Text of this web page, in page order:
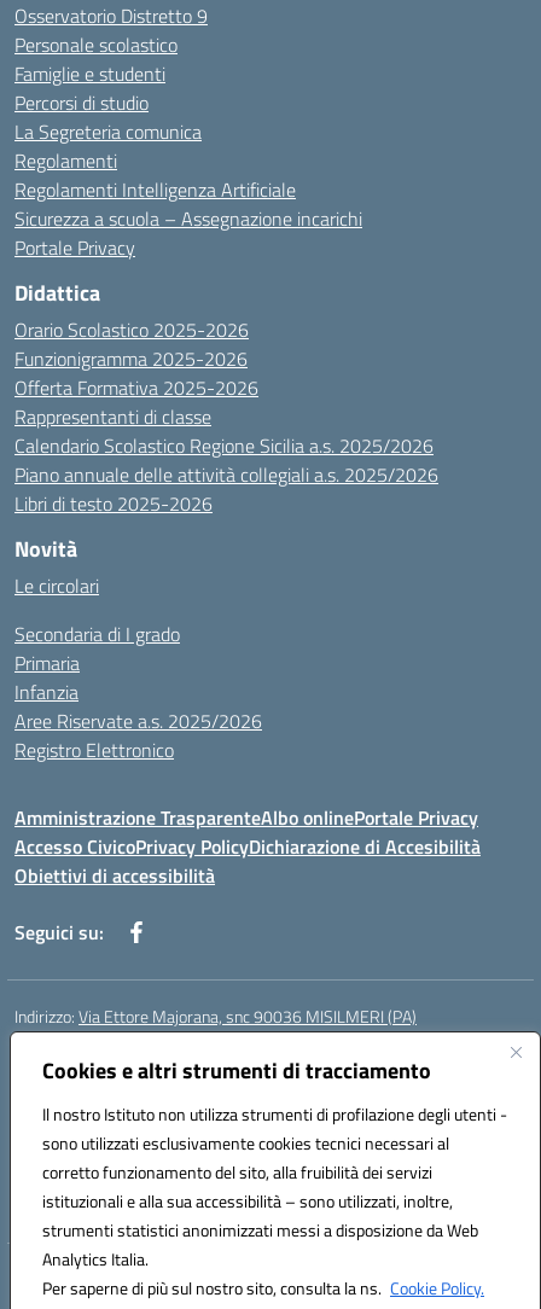
Cookies e altri strumenti di tracciamento
Il nostro Istituto non utilizza strumenti di profilazione degli utenti -
sono utilizzati esclusivamente cookies tecnici necessari al
corretto funzionamento del sito, alla fruibilità dei servizi
istituzionali e alla sua accessibilità – sono utilizzati, inoltre,
strumenti statistici anonimizzati messi a disposizione da Web
Analytics Italia.
Per saperne di più sul nostro sito, consulta la ns. Cookie Policy.
Osservatorio Distretto 9
Personale scolastico
Famiglie e studenti
Percorsi di studio
La Segreteria comunica
Regolamenti
Regolamenti Intelligenza Artificiale
Sicurezza a scuola – Assegnazione incarichi
Portale Privacy
Didattica
Orario Scolastico 2025-2026
Funzionigramma 2025-2026
Offerta Formativa 2025-2026
Rappresentanti di classe
Calendario Scolastico Regione Sicilia a.s. 2025/2026
Piano annuale delle attività collegiali a.s. 2025/2026
Libri di testo 2025-2026
Novità
Le circolari
Secondaria di I grado
Primaria
Infanzia
Aree Riservate a.s. 2025/2026
Registro Elettronico
Amministrazione TrasparenteAlbo onlinePortale Privacy
Accesso CivicoPrivacy PolicyDichiarazione di Accesibilità
Obiettivi di accessibilità
Seguici su:
Indirizzo:Via Ettore Majorana, snc 90036 MISILMERI (PA)
Centralino:
Email:PAIC8BW002@istruzione.it
Codice fiscale: 97382260822
Codice meccanografico:
PAIC8BW002
Codice Indice delle Pubbliche Amministrazioni (IPA): istsc_ PAIC8BW002
Hosting & Powered by 3D Solution S.r.l.